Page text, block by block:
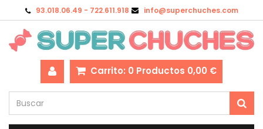
93.018.06.49 - 722.611.918 info@superchuches.com
Carrito: 0 Productos 0,00 €